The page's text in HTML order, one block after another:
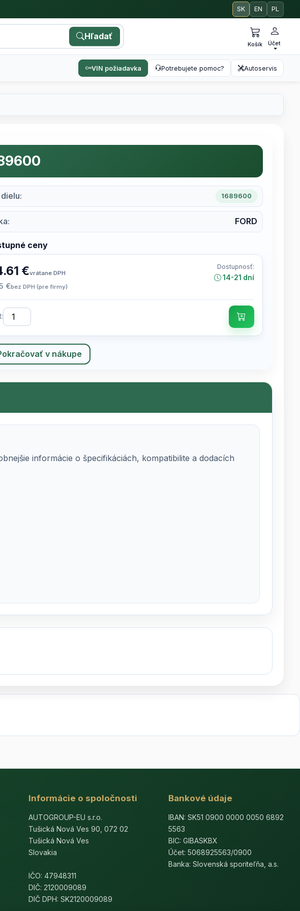
SK EN PL
Hľadať
Košík Účet
VIN požiadavka Potrebujete pomoc? Autoservis
1689600
FORD
ceny
€vrátane DPH
€bez DPH (pre firmy)
Dostupnosť:
14-21 dní
v nákupe
informácie o špecifikáciách, kompatibilite a dodacích
Informácie o spoločnosti
AUTOGROUP-EU s.r.o.
Tušická Nová Ves 90, 072 02
Tušická Nová Ves
Slovakia
IČO: 47948311
DIČ: 2120009089
DIČ DPH: SK2120009089
Bankové údaje
IBAN: SK51 0900 0000 0050 6892
5563
BIC: GIBASKBX
Účet: 5068925563/0900
Banka: Slovenská sporiteľňa, a.s.